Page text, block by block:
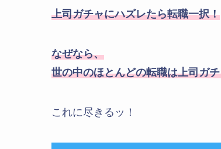
上司ガチャにハズレたら転職一択！
なぜなら、
世の中のほとんどの転職は上司ガ
これに尽きるッ！